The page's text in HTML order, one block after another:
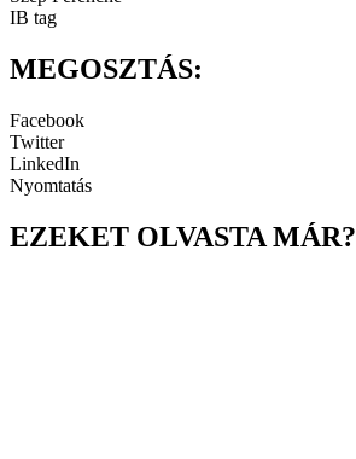
IB tag
MEGOSZTÁS:
Facebook
Twitter
LinkedIn
Nyomtatás
EZEKET OLVASTA MÁR?